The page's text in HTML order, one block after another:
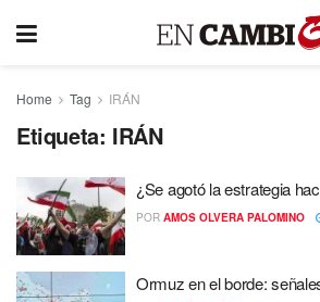
Home Tag IRÁN
Etiqueta: IRÁN
¿Se agotó la estrategia
POR AMOS OLVERA PALOMINO
Ormuz en el borde: